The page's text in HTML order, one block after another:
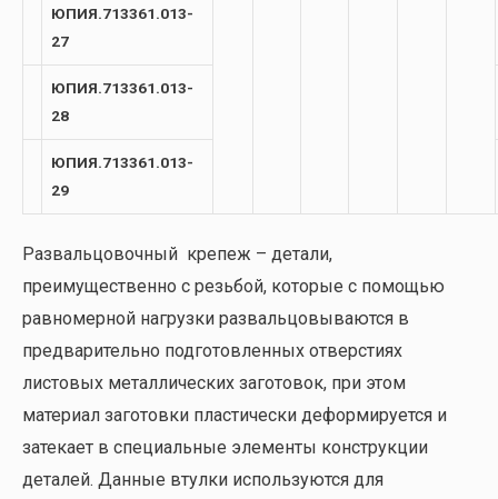
ЮПИЯ.713361.013-
27
ЮПИЯ.713361.013-
28
ЮПИЯ.713361.013-
29
Развальцовочный крепеж – детали,
преимущественно с резьбой, которые с помощью
равномерной нагрузки развальцовываются в
предварительно подготовленных отверстиях
листовых металлических заготовок, при этом
материал заготовки пластически деформируется и
затекает в специальные элементы конструкции
деталей. Данные втулки используются для